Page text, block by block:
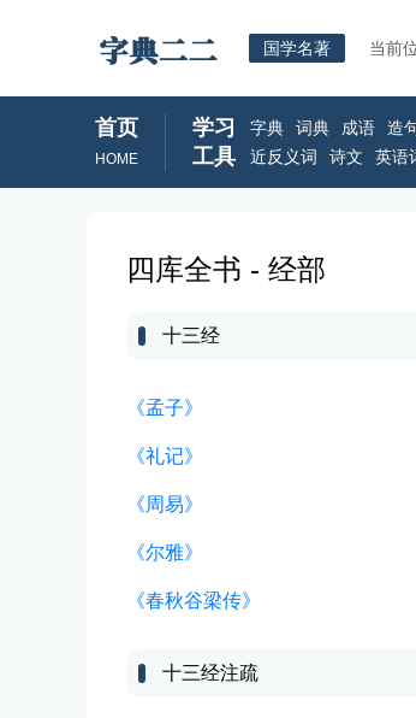
国学名著 当前
首页
HOME
学习
工具
字典 词典 成语
造
近反义词
诗文 英语
四库全书 - 经部
十三经
《孟子》
《礼记》
《周易》
《尔雅》
《春秋谷梁传》
十三经注疏